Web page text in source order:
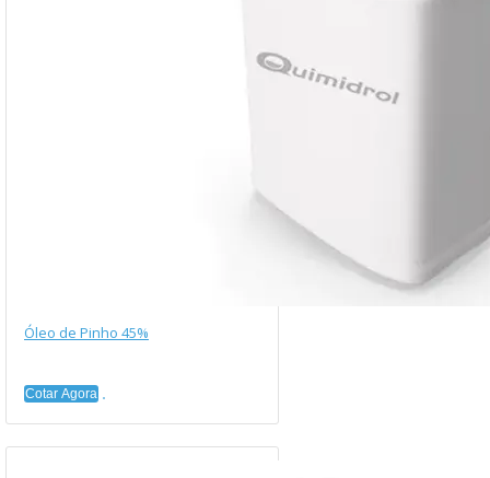
Óleo de Pinho 45%
Cotar Agora